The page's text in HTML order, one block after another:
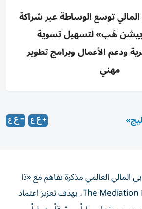
توسع الوساطة عبر شراكة
هَب» لتسهيل تسوية
ودعم الأعمال وبرامج تطوير
مهني
العالمي مذكرة تفاهم مع «ذا
ميدييشن هَب» The Mediation Hub، بهدف تعزيز اعتماد
بوصفها مساراً، موثوقاً وعملياً،